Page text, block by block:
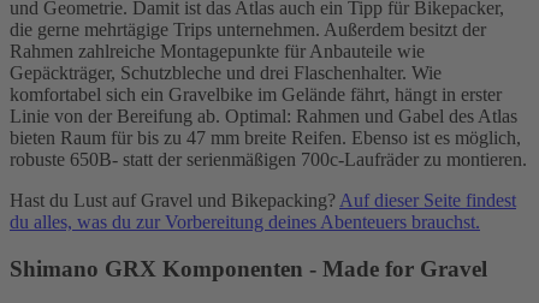
und Geometrie. Damit ist das Atlas auch ein Tipp für Bikepacker,
die gerne mehrtägige Trips unternehmen. Außerdem besitzt der
Rahmen zahlreiche Montagepunkte für Anbauteile wie
Gepäckträger, Schutzbleche und drei Flaschenhalter. Wie
komfortabel sich ein Gravelbike im Gelände fährt, hängt in erster
Linie von der Bereifung ab. Optimal: Rahmen und Gabel des Atlas
bieten Raum für bis zu 47 mm breite Reifen. Ebenso ist es möglich,
robuste 650B- statt der serienmäßigen 700c-Laufräder zu montieren.
Hast du Lust auf Gravel und Bikepacking? Auf dieser Seite findest
du alles, was du zur Vorbereitung deines Abenteuers brauchst.
Shimano GRX Komponenten - Made for Gravel